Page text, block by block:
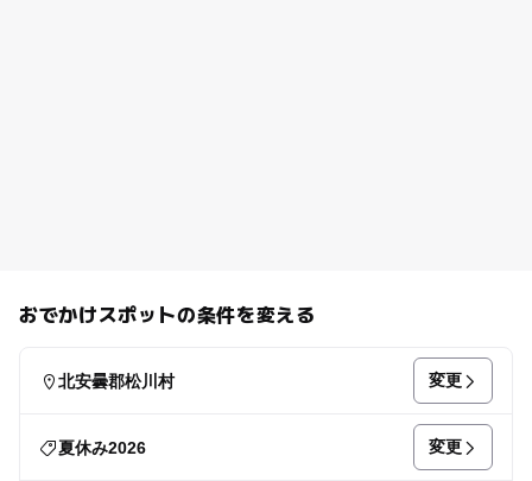
おでかけスポットの条件を変える
北安曇郡松川村 変更
夏休み2026 変更